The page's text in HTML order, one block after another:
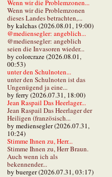
Wenn wir die Problemzonen...
Wenn wir die Problemzonen
dieses Landes betrachten,...
by kalchas (2026.08.01, 19:00)
@mediensegler: angeblich...
@mediensegler: angeblich
seien die Invasoren wieder...
by colorcraze (2026.08.01,
00:53)
unter den Schulnoten...
unter den Schulnoten ist das
Ungenügend ja eine...
by ferry (2026.07.31, 18:00)
Jean Raspail Das Heerlager...
Jean Raspail Das Heerlager der
Heiligen (französisch...
by mediensegler (2026.07.31,
10:24)
Stimme Ihnen zu, Herr...
Stimme Ihnen zu, Herr Braun.
Auch wenn ich als
bekennender...
by buerger (2026.07.31, 03:17)